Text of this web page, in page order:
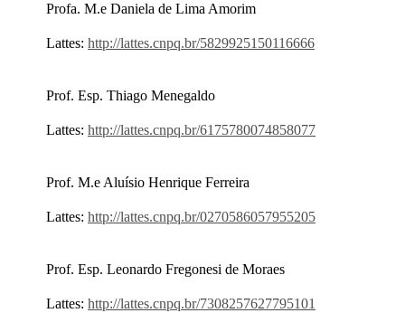
Profa. M.e Daniela de Lima Amorim
Lattes: http://lattes.cnpq.br/5829925150116666
Prof. Esp. Thiago Menegaldo
Lattes: http://lattes.cnpq.br/6175780074858077
Prof. M.e Aluísio Henrique Ferreira
Lattes: http://lattes.cnpq.br/0270586057955205
Prof. Esp. Leonardo Fregonesi de Moraes
Lattes: http://lattes.cnpq.br/7308257627795101